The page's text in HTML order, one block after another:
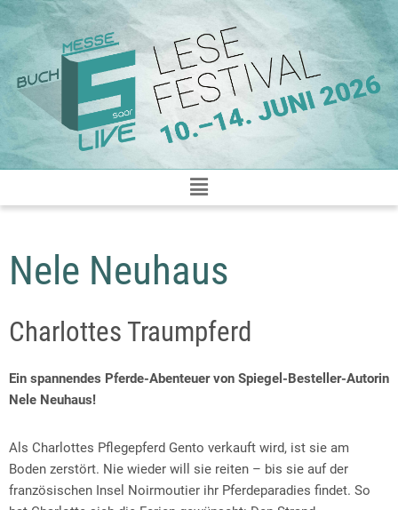
Zum
Inhalt
springen
Nele Neuhaus
Charlottes Traumpferd
Ein spannendes Pferde-Abenteuer von Spiegel-Besteller-Autorin
Nele Neuhaus!
Als Charlottes Pflegepferd Gento verkauft wird, ist sie am
Boden zerstört. Nie wieder will sie reiten – bis sie auf der
französischen Insel Noirmoutier ihr Pferdeparadies findet. So